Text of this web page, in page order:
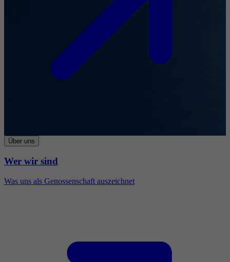
Über uns
Wer wir sind
Was uns als Genossenschaft auszeichnet